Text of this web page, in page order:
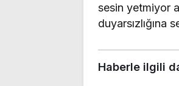
sesin yetmiyor
duyarsızlığına
Haberle ilgili